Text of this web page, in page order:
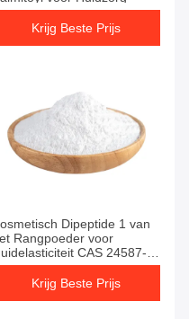
Krijg Beste Prijs
Dipeptide 1 van
Rangpoeder voor
CAS 24587-
5
Krijg Beste Prijs